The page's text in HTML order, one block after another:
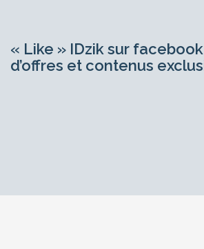
« Like » IDzik sur
d’offres et contenus